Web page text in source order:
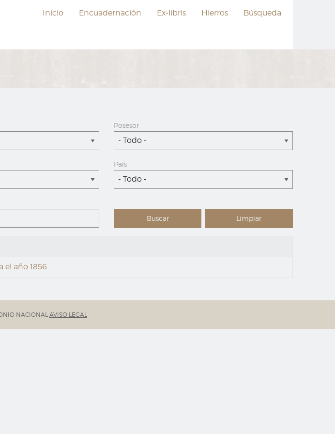
Inicio Encuadernación Ex-libris Hierros Búsqueda
Posesor
- Todo -
País
- Todo -
el año 1856
NACIONALAVISO LEGAL